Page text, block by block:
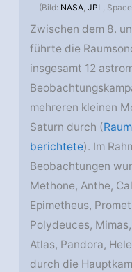
(Bild: NASA,JPL,
Zwischen dem 8.
führte die
insgesamt 12
mehreren kleinen
Saturn durch (
berichtete). Im
Beobachtungen
Methone, Anthe,
Epimetheus,
Polydeuces,
Atlas, Pandora,
durch die